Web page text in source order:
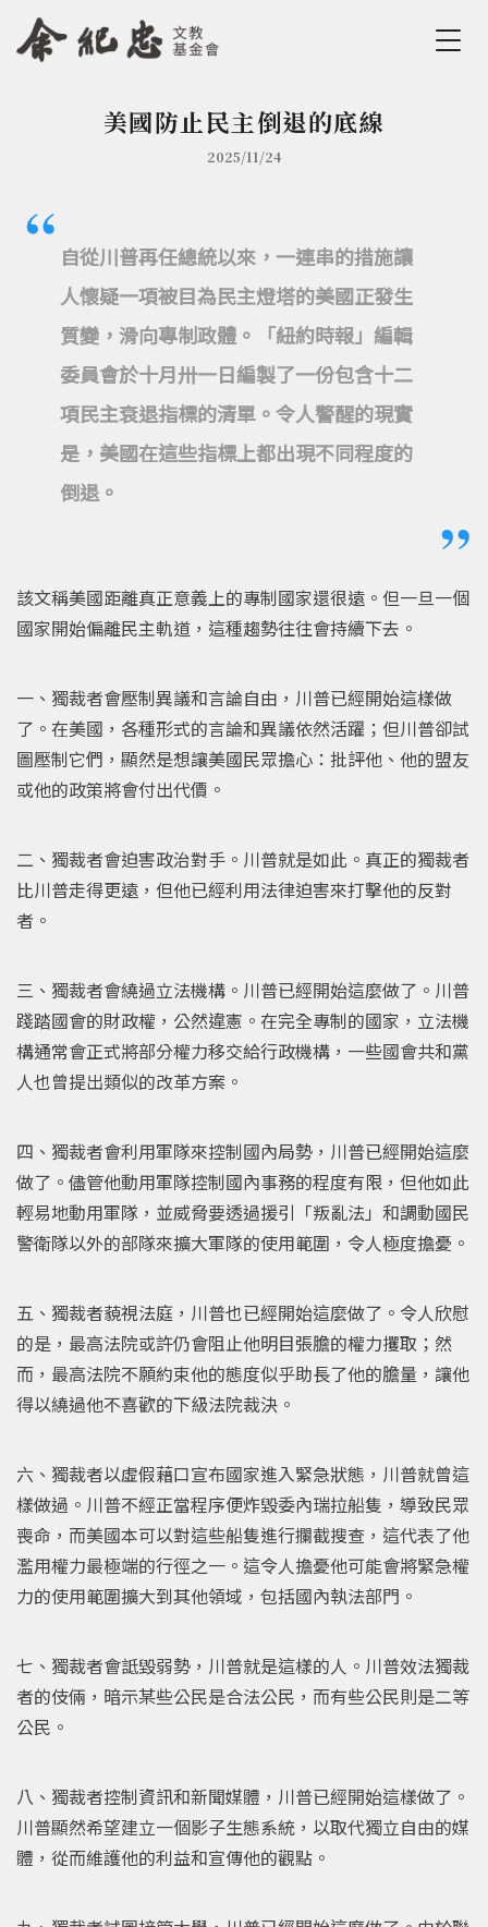
Jump to Navigation
Jump to Main content
您在這裡美國防止民主倒退的底線
2025/11/24
自從川普再任總統以來，一連串的措施讓
人懷疑一項被目為民主燈塔的美國正發生
質變，滑向專制政體。「紐約時報」編輯
委員會於十月卅一日編製了一份包含十二
項民主衰退指標的清單。令人警醒的現實
是，美國在這些指標上都出現不同程度的
倒退。
該文稱美國距離真正意義上的專制國家還很遠。但一旦一個
國家開始偏離民主軌道，這種趨勢往往會持續下去。
一、獨裁者會壓制異議和言論自由，川普已經開始這樣做
了。在美國，各種形式的言論和異議依然活躍；但川普卻試
圖壓制它們，顯然是想讓美國民眾擔心：批評他、他的盟友
或他的政策將會付出代價。
二、獨裁者會迫害政治對手。川普就是如此。真正的獨裁者
比川普走得更遠，但他已經利用法律迫害來打擊他的反對
者。
三、獨裁者會繞過立法機構。川普已經開始這麼做了。川普
踐踏國會的財政權，公然違憲。在完全專制的國家，立法機
構通常會正式將部分權力移交給行政機構，一些國會共和黨
人也曾提出類似的改革方案。
四、獨裁者會利用軍隊來控制國內局勢，川普已經開始這麼
做了。儘管他動用軍隊控制國內事務的程度有限，但他如此
輕易地動用軍隊，並威脅要透過援引「叛亂法」和調動國民
警衛隊以外的部隊來擴大軍隊的使用範圍，令人極度擔憂。
五、獨裁者藐視法庭，川普也已經開始這麼做了。令人欣慰
的是，最高法院或許仍會阻止他明目張膽的權力攫取；然
而，最高法院不願約束他的態度似乎助長了他的膽量，讓他
得以繞過他不喜歡的下級法院裁決。
六、獨裁者以虛假藉口宣布國家進入緊急狀態，川普就曾這
樣做過。川普不經正當程序便炸毀委內瑞拉船隻，導致民眾
喪命，而美國本可以對這些船隻進行攔截搜查，這代表了他
濫用權力最極端的行徑之一。這令人擔憂他可能會將緊急權
力的使用範圍擴大到其他領域，包括國內執法部門。
七、獨裁者會詆毀弱勢，川普就是這樣的人。川普效法獨裁
者的伎倆，暗示某些公民是合法公民，而有些公民則是二等
公民。
八、獨裁者控制資訊和新聞媒體，川普已經開始這樣做了。
川普顯然希望建立一個影子生態系統，以取代獨立自由的媒
體，從而維護他的利益和宣傳他的觀點。